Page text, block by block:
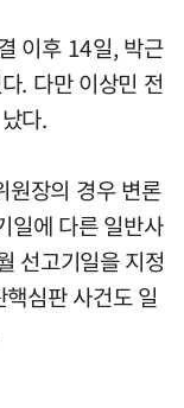
이후 14일, 박근
. 다만 이상민 전
다.
원장의 경우 변론
일에 다른 일반사
선고기일을 지정
심판 사건도 일